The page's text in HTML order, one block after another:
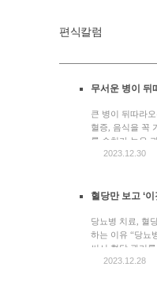
편식칼럼
큰 병이 뒤따라
혈증, 음식을 꼭
롤 수치가 높은
은 대단히 무서
테롤혈증은 대단
말씀드렸는데요.
(高)자, 고콜레스
합니다. 그러나
강하게 표현해야
2023.12.30
당뇨병 치료, 혈
하는 이유 “당뇨
써서 혈당 관리
도 된다는 건 절
2023.12.28